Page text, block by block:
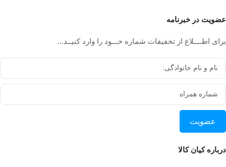
عضویت در خبرنامه
برای اطــــلاع از تخفیفات شماره خـــود را وارد کنیــد...
عضویت
درباره کیان کالا